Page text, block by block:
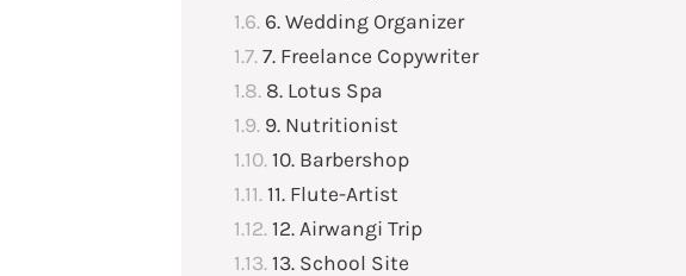
6. Wedding Organizer
7. Freelance Copywriter
8. Lotus Spa
9. Nutritionist
10. Barbershop
11. Flute-Artist
12. Airwangi Trip
13. School Site